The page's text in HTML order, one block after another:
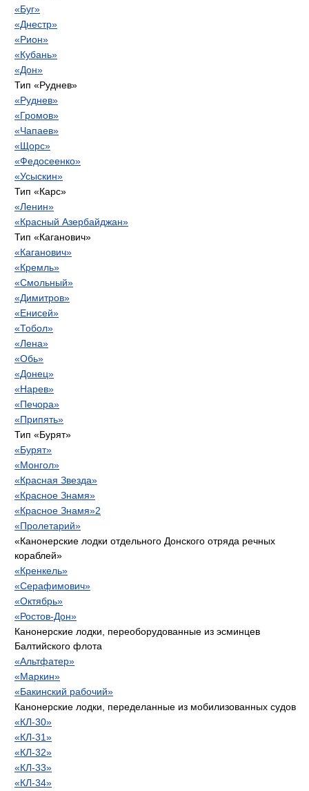
«Буг»
«Днестр»
«Рион»
«Кубань»
«Дон»
Тип «Руднев»
«Руднев»
«Громов»
«Чапаев»
«Щорс»
«Федосеенко»
«Усыскин»
Тип «Карс»
«Ленин»
«Красный Азербайджан»
Тип «Каганович»
«Каганович»
«Кремль»
«Смольный»
«Димитров»
«Енисей»
«Тобол»
«Лена»
«Обь»
«Донец»
«Нарев»
«Печора»
«Припять»
Тип «Бурят»
«Бурят»
«Монгол»
«Красная Звезда»
«Красное Знамя»
«Красное Знамя»2
«Пролетарий»
«Канонерские лодки отдельного Донского отряда речных
кораблей»
«Кренкель»
«Серафимович»
«Октябрь»
«Ростов-Дон»
Канонерские лодки, переоборудованные из эсминцев
Балтийского флота
«Альтфатер»
«Маркин»
«Бакинский рабочий»
Канонерские лодки, переделанные из мобилизованных судов
«КЛ-30»
«КЛ-31»
«КЛ-32»
«КЛ-33»
«КЛ-34»